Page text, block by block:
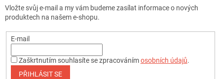
Vložte svůj e-mail a my vám budeme zasílat informace o nových
produktech na našem e-shopu.
E-mail
Zaškrtnutím souhlasíte se zpracovánímosobních údajů.
PŘIHLÁSIT SE